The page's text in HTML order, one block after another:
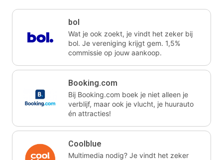
bol
Wat je ook zoekt, je vindt het zeker bij
bol. Je vereniging krijgt gem. 1,5%
commissie op jouw aankoop.
Booking.com
Bij Booking.com boek je niet alleen je
verblijf, maar ook je vlucht, je huurauto
én attracties!
Coolblue
Multimedia nodig? Je vindt het zeker